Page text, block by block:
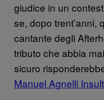
giudice in un
se, dopo trent’anni,
cantante degli
tributo che abbia
sicuro
Manuel Agnelli